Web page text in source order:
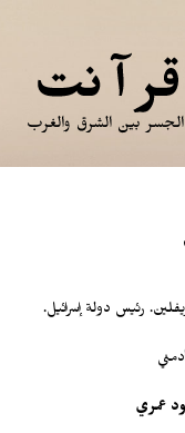
رئيس دولة إسرائيل.
عمري